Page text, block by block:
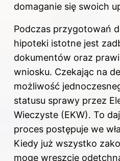
domaganie się swoich
Podczas przygotowań
hipoteki istotne jest
dokumentów oraz
wniosku. Czekając na
możliwość
statusu sprawy przez
Wieczyste (EKW). To
proces postępuje we
Kiedy już wszystko
mogę wreszcie